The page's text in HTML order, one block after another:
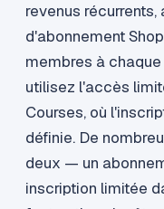
revenus
d'abonnement
membres à
utilisez l'accès
Courses, où
définie. De
deux — un
inscription limitée